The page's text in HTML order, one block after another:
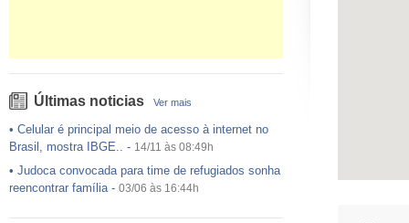
Últimas noticias Ver mais
• Celular é principal meio de acesso à internet no
Brasil, mostra IBGE.. - 14/11 às 08:49h
• Judoca convocada para time de refugiados sonha
reencontrar família- 03/06 às 16:44h